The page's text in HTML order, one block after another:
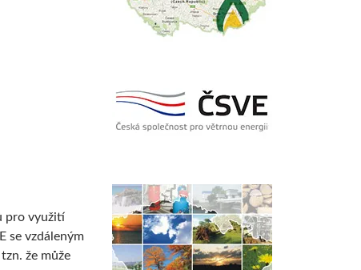
pro využití
se vzdáleným
že může